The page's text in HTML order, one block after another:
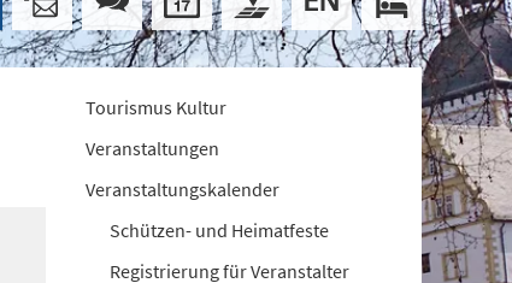
Tourismus Kultur
Veranstaltungen
Veranstaltungskalender
Schützen- und Heimatfeste
Registrierung für Veranstalter